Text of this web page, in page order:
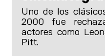
Uno de los
2000 fue
actores como
Pitt.